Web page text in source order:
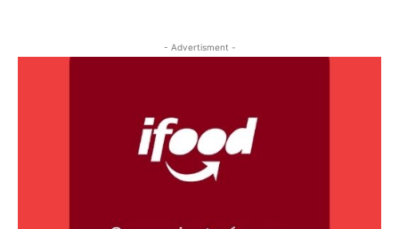
- Advertisment -